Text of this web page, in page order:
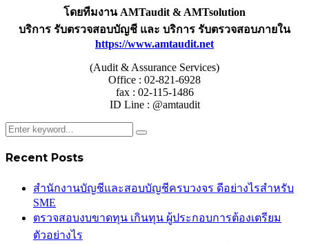
โดยทีมงาน AMTaudit & AMTsolution
บริการ รับตรวจสอบบัญชี และ บริการ รับตรวจสอบภายใน
https://www.amtaudit.net
(Audit & Assurance Services)
Office : 02-821-6928
fax : 02-115-1486
ID Line : @amtaudit
Recent Posts
สำนักงานบัญชีและสอบบัญชีครบวงจร ดีอย่างไรสำหรับ
SME
ตรวจสอบงบขาดทุน เกินทุน ผู้ประกอบการต้องเตรียม
ตัวอย่างไร